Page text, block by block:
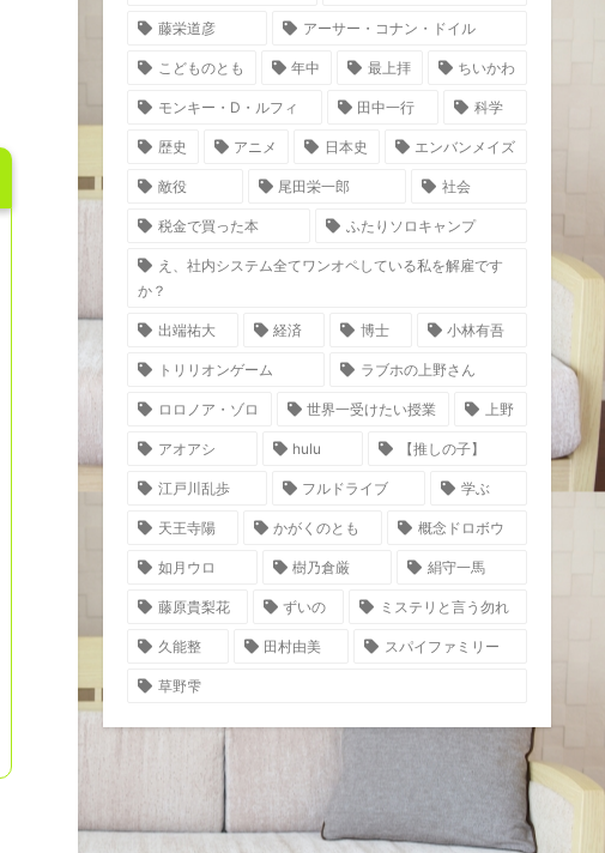
藤栄道彦 アーサー・コナン・ドイル
こどものとも 年中 最上拝 ちいかわ
モンキー・D・ルフィ 田中一行 科学
歴史 アニメ 日本史 エンバンメイズ
敵役 尾田栄一郎 社会
税金で買った本 ふたりソロキャンプ
え、社内システム全てワンオペしている私を解雇です
か？
出端祐大 経済 博士 小林有吾
トリリオンゲーム ラブホの上野さん
ロロノア・ゾロ 世界一受けたい授業 上野
アオアシ hulu 【推しの子】
江戸川乱歩 フルドライブ 学ぶ
天王寺陽 かがくのとも 概念ドロボウ
如月ウロ 樹乃倉厳 絹守一馬
藤原貴梨花 ずいの ミステリと言う勿れ
久能整 田村由美 スパイファミリー
草野雫